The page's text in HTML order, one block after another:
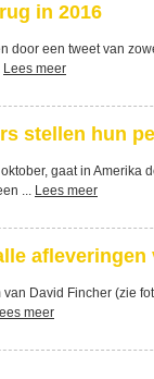
in 2016
door een tweet van
Lees meer
stellen hun
gaat in Amerika
... Lees meer
afleveringen
David Fincher (zie
meer